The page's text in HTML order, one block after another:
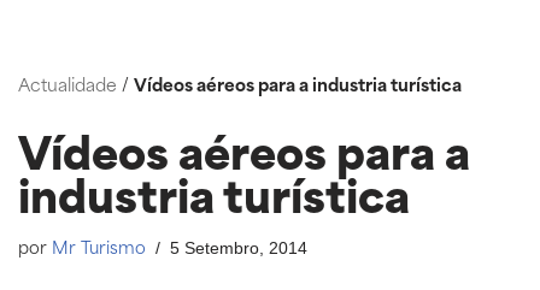
ao
Actualidade / Vídeos aéreos para a industria turística
Vídeos aéreos para a
industria turística
por Mr Turismo 5 Setembro, 2014